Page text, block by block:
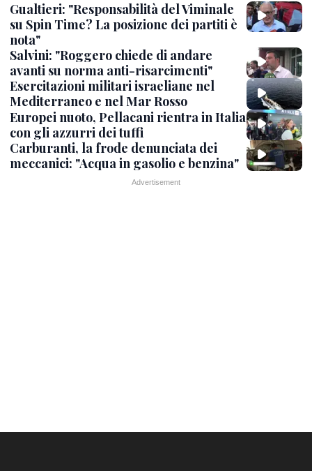
Gualtieri: "Responsabilità del Viminale
su Spin Time? La posizione dei partiti è
nota"
Salvini: "Roggero chiede di andare
avanti su norma anti-risarcimenti"
Esercitazioni militari israeliane nel
Mediterraneo e nel Mar Rosso
Europei nuoto, Pellacani rientra in Italia
con gli azzurri dei tuffi
Carburanti, la frode denunciata dei
meccanici: "Acqua in gasolio e benzina"